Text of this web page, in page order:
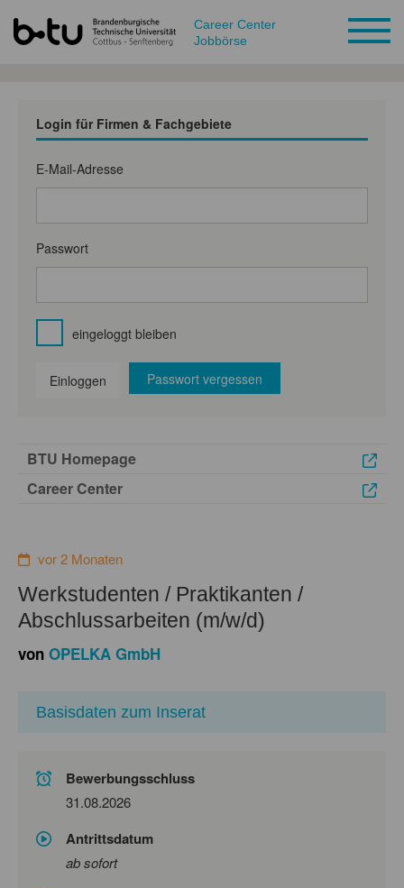
Career Center
Jobbörse
Login für Firmen & Fachgebiete
E-Mail-Adresse
Passwort
eingeloggt bleiben
Einloggen Passwort vergessen
BTU Homepage
Career Center
vor 2 Monaten
Werkstudenten / Praktikanten /
Abschlussarbeiten (m/w/d)
von OPELKA GmbH
Basisdaten zum Inserat
Bewerbungsschluss
31.08.2026
Antrittsdatum
ab sofort